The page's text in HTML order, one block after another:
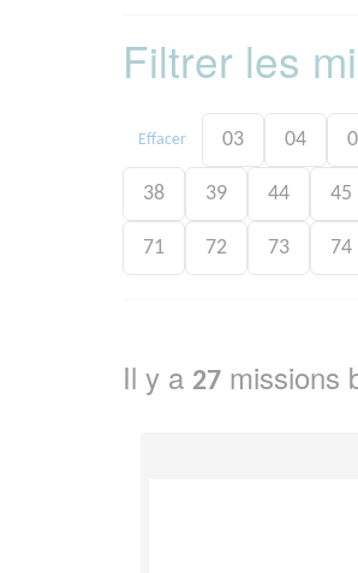
Filtrer les
Effacer 03 04
38 39 44 45
71 72 73 74
Il y a 27 missions